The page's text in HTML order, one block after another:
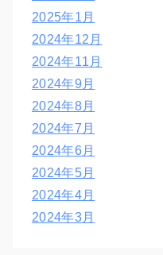
2025年1月
2024年12月
2024年11月
2024年9月
2024年8月
2024年7月
2024年6月
2024年5月
2024年4月
2024年3月